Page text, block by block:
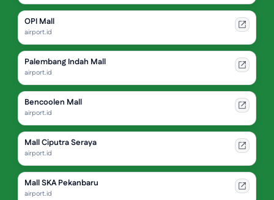
OPI Mall
airport.id
Palembang Indah Mall
airport.id
Bencoolen Mall
airport.id
Mall Ciputra Seraya
airport.id
Mall SKA Pekanbaru
airport.id